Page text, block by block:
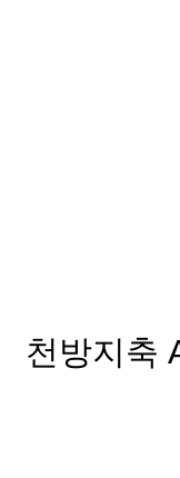
천방지축